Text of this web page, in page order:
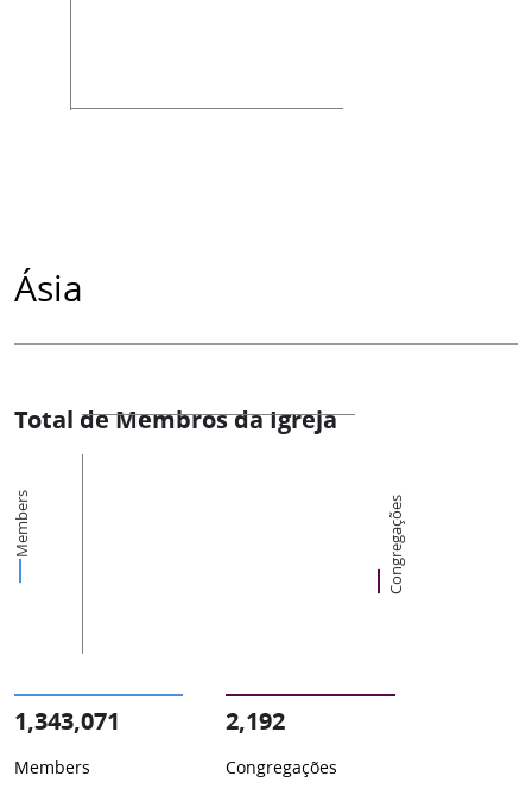
Ásia
Total de Membros da Igreja
Members Congregações
1,343,071
Members
2,192
Congregações